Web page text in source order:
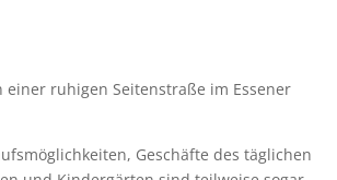
ruhigen Seitenstraße im Essener
Geschäfte des täglichen